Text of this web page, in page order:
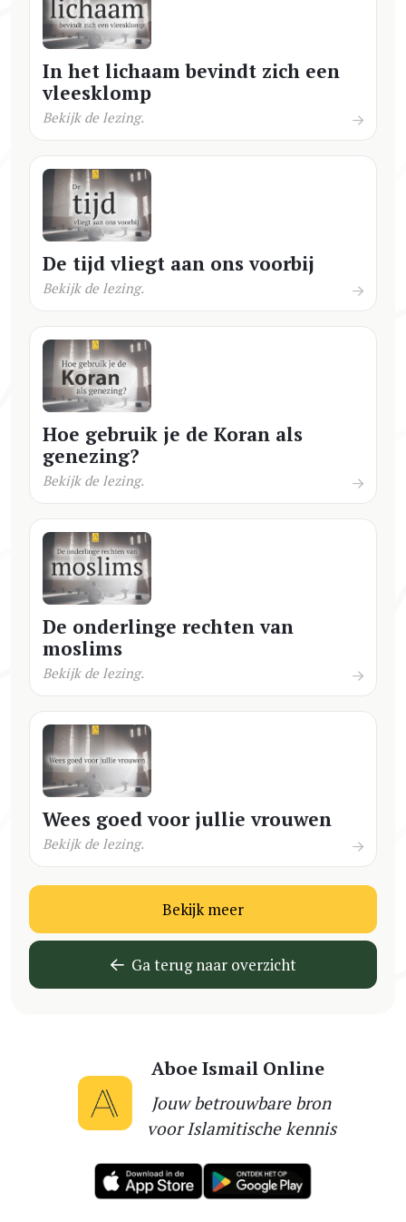
In het lichaam bevindt zich een
vleesklomp
Bekijk de lezing.
De tijd vliegt aan ons voorbij
Bekijk de lezing.
Hoe gebruik je de Koran als
genezing?
Bekijk de lezing.
De onderlinge rechten van
moslims
Bekijk de lezing.
Wees goed voor jullie vrouwen
Bekijk de lezing.
Bekijk meer
Ga terug naar overzicht
Aboe Ismail Online
Jouw betrouwbare bron
voor Islamitische kennis